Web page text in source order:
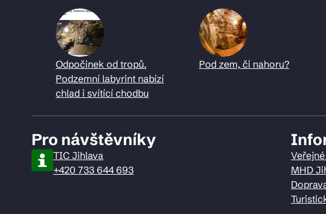
Odpočinek od tropů.
Podzemní labyrint nabízí
chlad i svítící chodbu
Pod zem, či nahoru?
Pro návštěvníky
TIC Jihlava
+420 733 644 693
MHD